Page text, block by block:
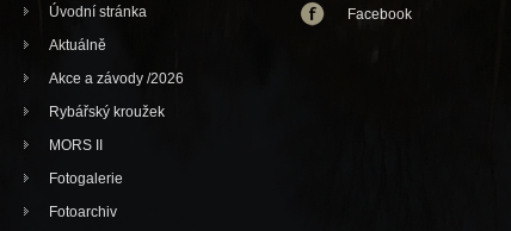
Úvodní stránka
Aktuálně
Akce a závody /2026
Rybářský kroužek
MORS II
Fotogalerie
Fotoarchiv
Facebook